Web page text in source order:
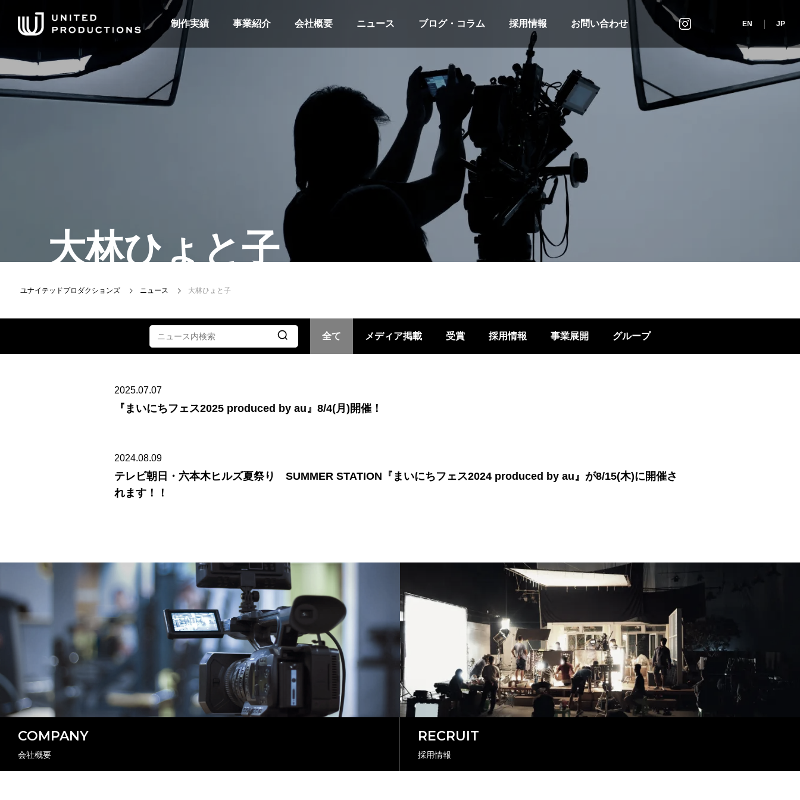
制作実績 事業紹介 会社概要 ニュース ブログ・コラム 採用情報 お問い合わせ インスタグラム EN JP
大林ひょと子
ユナイテッドプロダクションズ ニュース 大林ひょと子
全て メディア掲載 受賞 採用情報 事業展開 グループ
2025.07.07
『まいにちフェス2025 produced by au』8/4(月)開催！
2024.08.09
テレビ朝日・六本木ヒルズ夏祭り SUMMER STATION『まいにちフェス2024 produced by au』が8/15(木)に開催さ
れます！！
COMPANY
会社概要
RECRUIT
採用情報